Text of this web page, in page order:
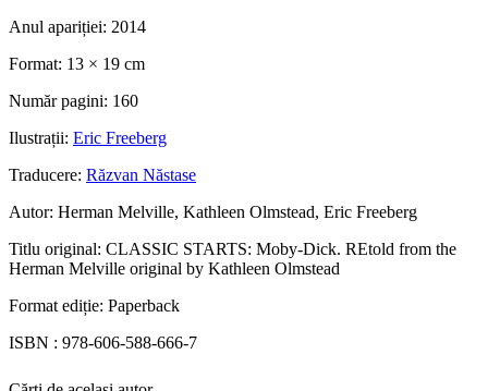
Anul apariției: 2014
Format: 13 × 19 cm
Număr pagini: 160
Ilustrații: Eric Freeberg
Traducere: Răzvan Năstase
Autor: Herman Melville, Kathleen Olmstead, Eric Freeberg
Titlu original: CLASSIC STARTS: Moby-Dick. REtold from the
Herman Melville original by Kathleen Olmstead
Format ediție: Paperback
ISBN : 978-606-588-666-7